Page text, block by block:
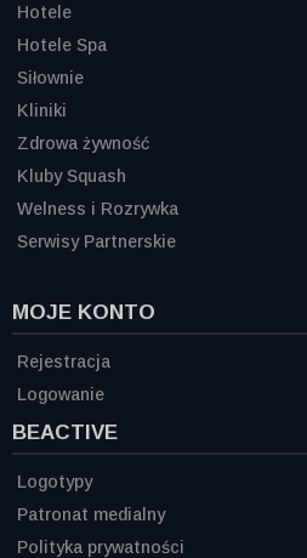
Hotele
Hotele Spa
Siłownie
Kliniki
Zdrowa żywność
Kluby Squash
Welness i Rozrywka
Serwisy Partnerskie
MOJE KONTO
Rejestracja
Logowanie
BEACTIVE
Logotypy
Patronat medialny
Polityka prywatności